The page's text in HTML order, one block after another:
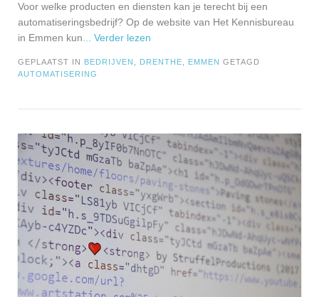
Voor welke producten en diensten kan je terecht bij een
automatiseringsbedrijf? Op de website van Het Kennisbureau
in Emmen kun ... Verder lezen
GEPLAATST IN BEDRIJVEN DRENTHE EMMEN GETAGD
AUTOMATISERING